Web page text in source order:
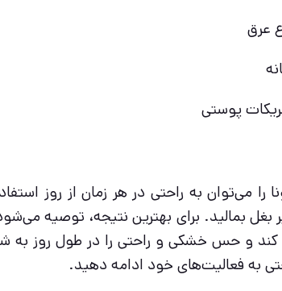
عرق
پوستی
را می‌توان به راحتی در هر زمان از روز
بغل بمالید. برای بهترین نتیجه،
و حس خشکی و راحتی را در طول روز به
به فعالیت‌های خود ادامه دهید.